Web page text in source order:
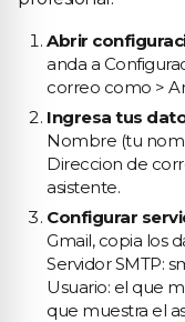
Abrir
anda a
correo como >
Ingresa tus
Nombre (tu
Direccion de
asistente.
Configurar
Gmail, copia los
Servidor SMTP:
Usuario: el que
que muestra el